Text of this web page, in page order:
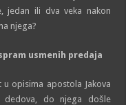
jedan ili dva veka nakon
njega?
usmenih predaja
u opisima apostola Jakova
do njega došle